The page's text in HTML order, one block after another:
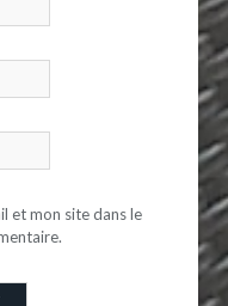
et mon site dans le